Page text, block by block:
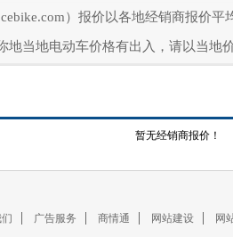
）报价以各地经销商报价
地当地电动车价格有出入，请以当地
暂无经销商报价！
广告服务 商情通 网站建设 网